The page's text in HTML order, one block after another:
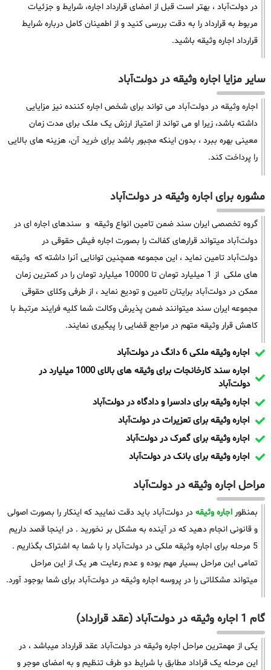
در دولت‌آباد ، بهتر است قبل از امضای قرارداد اجاره، شرایط و جزئیات
مربوط به قرارداد را به دقت بررسی کنید و از اطمینان کامل درباره شرایط
قرارداد اجاره وثیقه باشید.
سایر مزایا اجاره وثیقه در دولت‌آباد
اجاره وثیقه در دولت‌آباد می تواند برای شخص اجاره کننده نیز مزایایی
داشته باشد، زیرا او می تواند از امتیاز ارزش یک ملک برای مدت زمان
معینی بهره ببرد ، بدون اینکه مجبور باشد برای خرید آن، هزینه های بالایی
را پرداخت کند.
مشوره برای اجاره وثیقه در دولت‌آباد
گروه تخصصی ایران سند ضمن تامین انواع وثیقه و سندهای اجاره ای در
دولت‌آباد میتواند قرارهای کفالت را بصورت اجاره فیش حقوقی در
دولت‌آباد تامین نماید ، این مجموعه همچنین توانایی آنرا داشته که وثیقه
های ملکی از 1 میلیارد تومان تا 10000 میلیارد تومان را در کمترین زمان
ممکن در دولت‌آباد برایتان تامین و تودیع نماید ، از طرفی وکلای حقوقی
مجموعه ایران سند میتوانند ضمن پذیرش وکالت شما کلیه فرایند مرتبط با
کاهش قرار وثیقه متهم در مراجع قضایی را پیگیری نمایند.
اجاره وثیقه ملکی 6 دانگ در دولت‌آباد
اجاره سند کارخانجات برای وثیقه های بالای 1000 میلیارد در
دولت‌آباد
اجاره وثیقه برای دادسرا و دادگاه در دولت‌آباد
اجاره وثیقه برای تعزیرات در دولت‌آباد
اجاره وثیقه برای گمرک در دولت‌آباد
اجاره وثیقه برای بانک در دولت‌آباد
مراحل اجاره وثیقه در دولت‌آباد
بمنظور اجاره وثیقه در دولت‌آباد باید دقت نمایید که اینکار را بصورت اصولی
و قانونی انجام دهید که در آینده به مشکل بر نخورید . در اینجا قصد داریم
5 مرحله برای اجاره وثیقه ملکی در دولت‌آباد را با شما به اشتراک بگذاریم .
تمامی این مراحل بسیار مهم بوده و عدم رعایت هر یک از این مراحل
میتواند مشکلاتی را در پروسه اجاره وثیقه در دولت‌آباد برای شما بوجود آورد.
گام 1 اجاره وثیقه در دولت‌آباد (عقد قرارداد)
یکی از مهمترین مراحل اجاره وثیقه در دولت‌آباد عقد قرارداد میباشد ، در
این مرحله یک قراداد مطابق با شرایط دو طرف تنظیم و به امضای موجر و